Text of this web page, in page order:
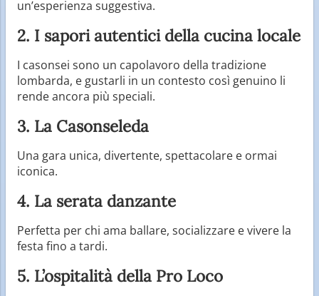
un’esperienza suggestiva.
2. I sapori autentici della cucina locale
I casonsei sono un capolavoro della tradizione
lombarda, e gustarli in un contesto così genuino li
rende ancora più speciali.
3. La Casonseleda
Una gara unica, divertente, spettacolare e ormai
iconica.
4. La serata danzante
Perfetta per chi ama ballare, socializzare e vivere la
festa fino a tardi.
5. L’ospitalità della Pro Loco